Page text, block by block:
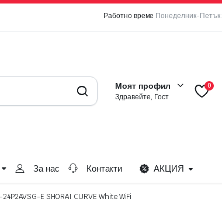
Работно време Понеделник-Петък:
Моят профил
Здравейте, Гост
0
За нас Контакти АКЦИЯ
E SHORAI CURVE White WiFi